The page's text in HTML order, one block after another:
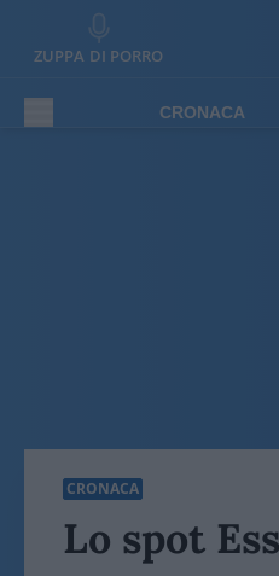
ZUPPA DI PORRO
CRONACA
CRONACA
Lo spot